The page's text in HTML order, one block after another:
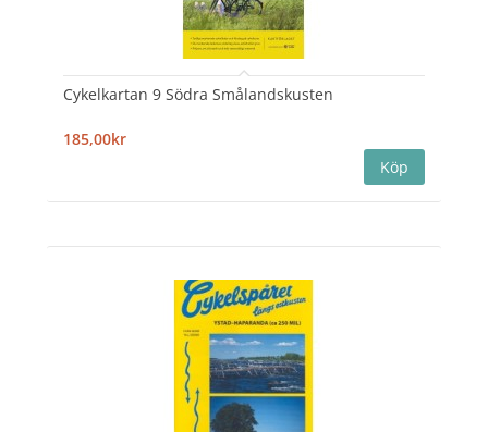
Cykelkartan 9 Södra Smålandskusten
185,00kr